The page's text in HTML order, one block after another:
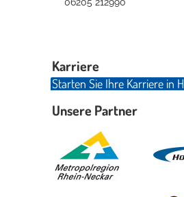
Karriere
Starten Sie Ihre Karriere in
Unsere Partner